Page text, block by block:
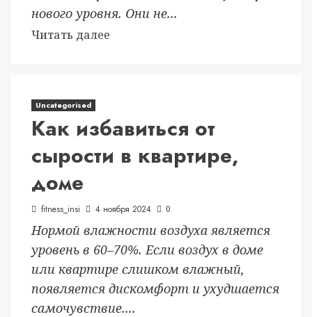
нового уровня. Они не...
Читать далее
Uncategorised
Как избавиться от
сырости в квартире,
доме
fitness_insi 4 ноября 2024 0
Нормой влажности воздуха является
уровень в 60–70%. Если воздух в доме
или квартире слишком влажный,
появляется дискомфорт и ухудшается
самочувствие....